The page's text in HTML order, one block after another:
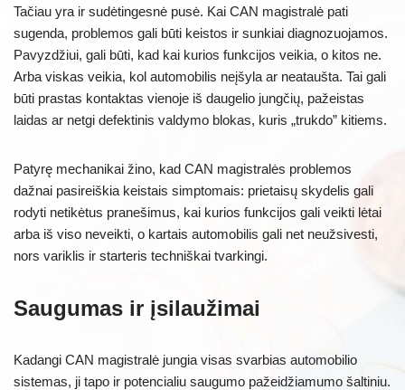
Tačiau yra ir sudėtingesnė pusė. Kai CAN magistralė pati
sugenda, problemos gali būti keistos ir sunkiai diagnozuojamos.
Pavyzdžiui, gali būti, kad kai kurios funkcijos veikia, o kitos ne.
Arba viskas veikia, kol automobilis neįšyla ar neataušta. Tai gali
būti prastas kontaktas vienoje iš daugelio jungčių, pažeistas
laidas ar netgi defektinis valdymo blokas, kuris „trukdo” kitiems.
Patyrę mechanikai žino, kad CAN magistralės problemos
dažnai pasireiškia keistais simptomais: prietaisų skydelis gali
rodyti netikėtus pranešimus, kai kurios funkcijos gali veikti lėtai
arba iš viso neveikti, o kartais automobilis gali net neužsivesti,
nors variklis ir starteris techniškai tvarkingi.
Saugumas ir įsilaužimai
Kadangi CAN magistralė jungia visas svarbias automobilio
sistemas, ji tapo ir potencialiu saugumo pažeidžiamumo šaltiniu.